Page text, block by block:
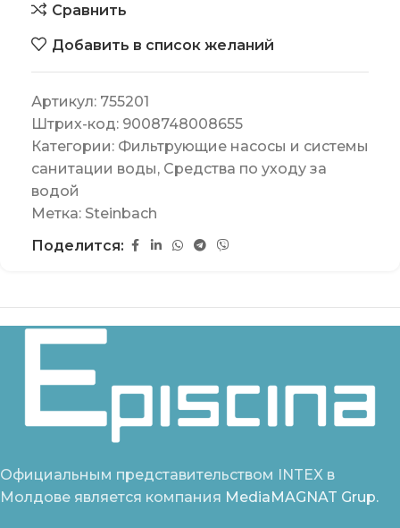
Сравнить
Добавить в список желаний
Артикул: 755201
Штрих-код: 9008748008655
Категории: Фильтрующие насосы и системы
санитации воды, Средства по уходу за
водой
Метка: Steinbach
Поделится:
Официальным представительством INTEX в
Молдове является компания MediaMAGNAT Grup.